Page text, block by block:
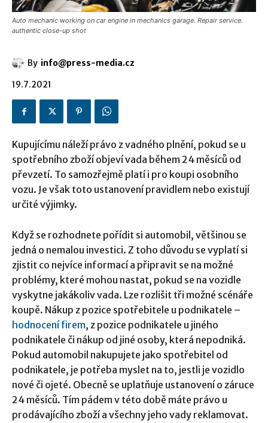
Auto mechanic working on car engine in mechanics garage. Repair service.
authentic close-up shot
By info@press-media.cz
19.7.2021
Kupujícímu náleží právo z vadného plnění, pokud se u
spotřebního zboží objeví vada během 24 měsíců od
převzetí. To samozřejmě platí i pro koupi osobního
vozu. Je však toto ustanovení pravidlem nebo existují
určité výjimky.
Když se rozhodnete pořídit si automobil, většinou se
jedná o nemalou investici. Z toho důvodu se vyplatí si
zjistit co nejvíce informací a připravit se na možné
problémy, které mohou nastat, pokud se na vozidle
vyskytne jakákoliv vada. Lze rozlišit tři možné scénáře
koupě. Nákup z pozice spotřebitele u podnikatele –
hodnocení firem, z pozice podnikatele u jiného
podnikatele či nákup od jiné osoby, která nepodniká.
Pokud automobil nakupujete jako spotřebitel od
podnikatele, je potřeba myslet na to, jestli je vozidlo
nové či ojeté. Obecně se uplatňuje ustanovení o záruce
24 měsíců. Tím pádem v této době máte právo u
prodávajícího zboží a všechny jeho vady reklamovat.